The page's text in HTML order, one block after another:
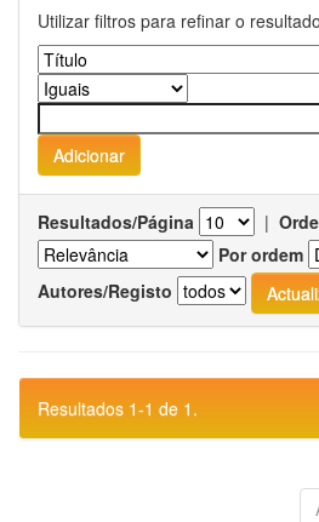
Utilizar filtros para refinar o
Resultados/Página |
Por ordem
Autores/Registo
Resultados 1-1 de 1.